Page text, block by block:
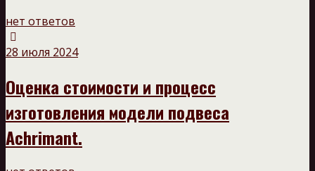
нет ответов
28 июля 2024
Оценка стоимости и процесс
изготовления модели подвеса
Achrimant.